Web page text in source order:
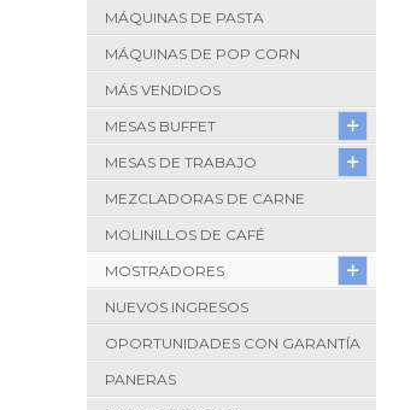
MÁQUINAS DE PASTA
MÁQUINAS DE POP CORN
MÁS VENDIDOS
MESAS BUFFET
MESAS DE TRABAJO
MEZCLADORAS DE CARNE
MOLINILLOS DE CAFÉ
MOSTRADORES
NUEVOS INGRESOS
OPORTUNIDADES CON GARANTÍA
PANERAS